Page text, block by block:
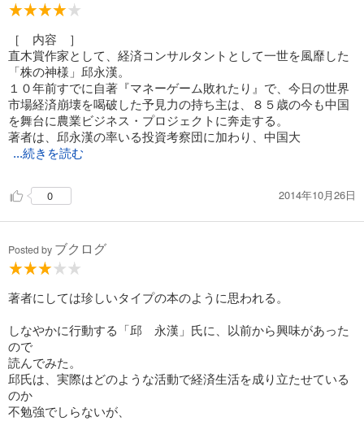
［ 内容 ］
直木賞作家として、経済コンサルタントとして一世を風靡した
「株の神様」邱永漢。
１０年前すでに自著『マネーゲーム敗れたり』で、今日の世界
市場経済崩壊を喝破した予見力の持ち主は、８５歳の今も中国
を舞台に農業ビジネス・プロジェクトに奔走する。
著者は、邱永漢の率いる投資考察団に加わり、中国大
...続きを読む
0 2014年10月26日
Posted by ブクログ
著者にしては珍しいタイプの本のように思われる。
しなやかに行動する「邱 永漢」氏に、以前から興味があった
ので
読んでみた。
邱氏は、実際はどのような活動で経済生活を成り立たせている
のか
不勉強でしらないが、